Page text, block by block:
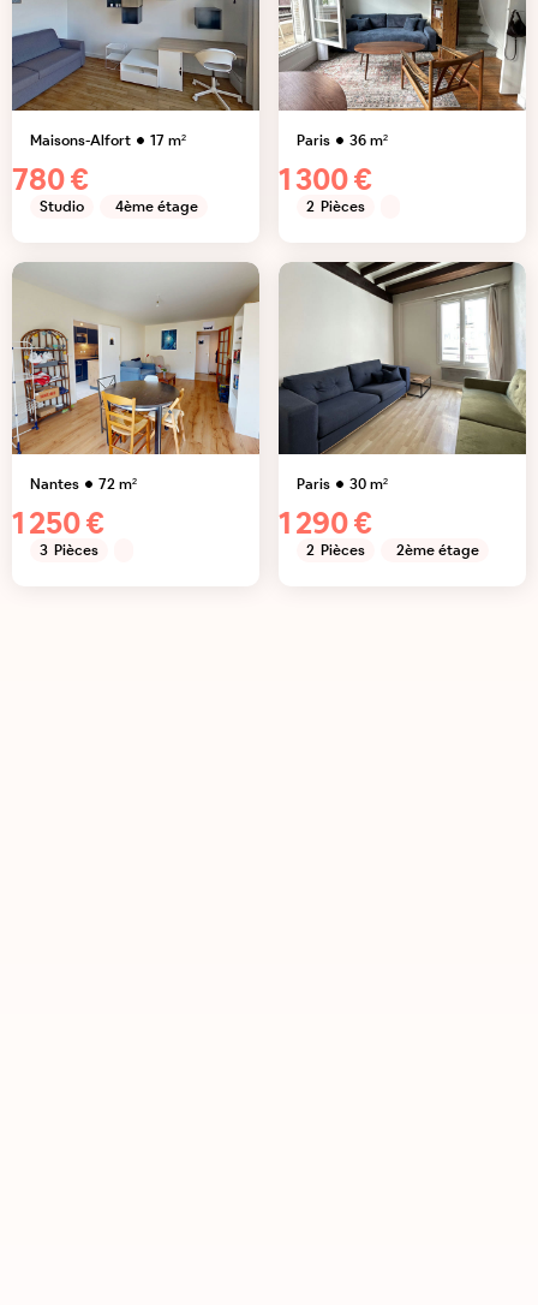
Maisons-Alfort 17m²
780 €
Studio 4ème étage
Paris 36m²
1 300 €
2 Pièces
Nantes 72m²
1 250 €
3 Pièces
Paris 30m²
1 290 €
2 Pièces 2ème étage